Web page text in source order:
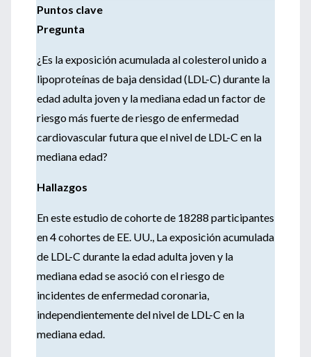
Puntos clave
Pregunta
¿Es la exposición acumulada al colesterol unido a
lipoproteínas de baja densidad (LDL-C) durante la
edad adulta joven y la mediana edad un factor de
riesgo más fuerte de riesgo de enfermedad
cardiovascular futura que el nivel de LDL-C en la
mediana edad?
Hallazgos
En este estudio de cohorte de 18288 participantes
en 4 cohortes de EE. UU., La exposición acumulada
de LDL-C durante la edad adulta joven y la
mediana edad se asoció con el riesgo de
incidentes de enfermedad coronaria,
independientemente del nivel de LDL-C en la
mediana edad.